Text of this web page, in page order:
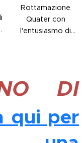
Rottamazione
Quater con
l'entusiasmo di
volte le cose
che prima ti
sembrava
DI
qui per